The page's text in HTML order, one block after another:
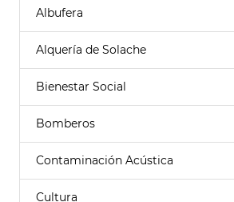
Albufera
Alquería de Solache
Bienestar Social
Bomberos
Contaminación Acústica
Cultura